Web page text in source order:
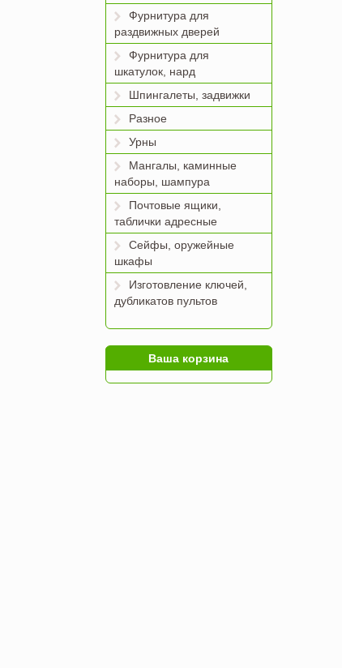
Фурнитура для
раздвижных дверей
Фурнитура для
шкатулок, нард
Шпингалеты, задвижки
Разное
Урны
Мангалы, каминные
наборы, шампура
Почтовые ящики,
таблички адресные
Сейфы, оружейные
шкафы
Изготовление ключей,
дубликатов пультов
Ваша корзина